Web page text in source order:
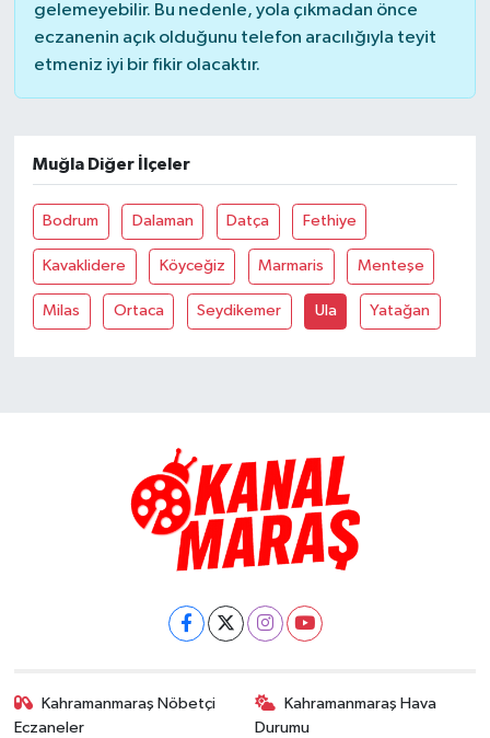
gelemeyebilir. Bu nedenle, yola çıkmadan önce
eczanenin açık olduğunu telefon aracılığıyla teyit
etmeniz iyi bir fikir olacaktır.
Muğla Diğer İlçeler
Bodrum Dalaman Datça Fethiye
Kavaklidere Köyceğiz Marmaris Menteşe
Milas Ortaca Seydikemer Ula Yatağan
Kahramanmaraş Nöbetçi
Eczaneler
Kahramanmaraş Hava
Durumu
TREND
MEDYA
TEKNOLOJİ
YAŞAM
KÜLTÜR SANAT